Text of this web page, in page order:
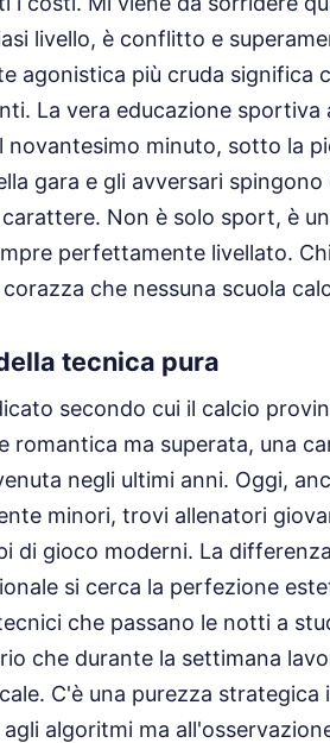
livello, è conflitto e
agonistica più cruda significa
La vera educazione
novantesimo minuto, sotto la
gara e gli avversari
Non è solo sport, è
perfettamente livellato.
che nessuna scuola
tecnica pura
secondo cui il calcio
romantica ma superata, una
negli ultimi anni. Oggi,
minori, trovi allenatori
di gioco moderni. La
si cerca la perfezione
che passano le notti a
che durante la settimana
C'è una purezza
algoritmi ma